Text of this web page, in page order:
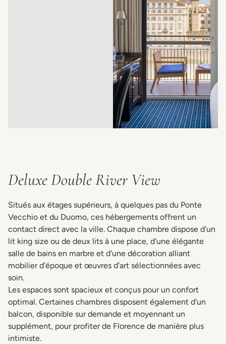
Deluxe Double River View
Situés aux étages supérieurs, à quelques pas du Ponte
Vecchio et du Duomo, ces hébergements offrent un
contact direct avec la ville. Chaque chambre dispose d'un
lit king size ou de deux lits à une place, d'une élégante
salle de bains en marbre et d'une décoration alliant
mobilier d'époque et œuvres d'art sélectionnées avec
soin.
Les espaces sont spacieux et conçus pour un confort
optimal. Certaines chambres disposent également d'un
balcon, disponible sur demande et moyennant un
supplément, pour profiter de Florence de manière plus
intimiste.